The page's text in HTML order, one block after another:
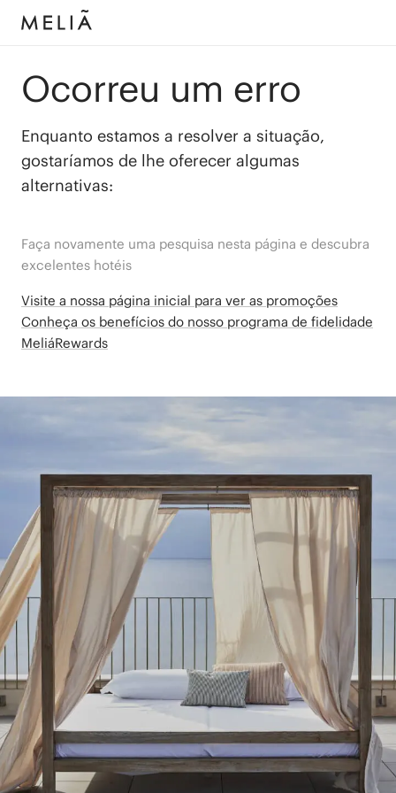
Ocorreu um erro
Enquanto estamos a resolver a situação,
gostaríamos de lhe oferecer algumas
alternativas:
Faça novamente uma pesquisa nesta página e descubra
excelentes hotéis
Visite a nossa página inicial para ver as promoções
Conheça os benefícios do nosso programa de fidelidade
MeliáRewards